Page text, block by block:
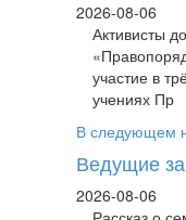
2026-08-06
Активисты
участие в
учениях Пр
В следующем
Ведущие
2026-08-06